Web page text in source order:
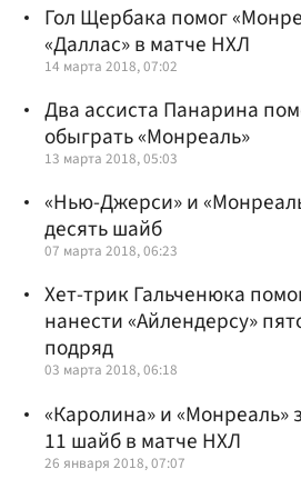
Гол Щербака помог
«Даллас» в матче НХЛ
14 марта 2018, 07:02
Два ассиста Панарина
обыграть «Монреаль»
13 марта 2018, 05:03
«Нью-Джерси» и
десять шайб
07 марта 2018, 06:23
Хет-трик Гальченюка
нанести «Айлендерсу»
подряд
03 марта 2018, 06:18
«Каролина» и «Монреаль»
11 шайб в матче НХЛ
26 января 2018, 07:07